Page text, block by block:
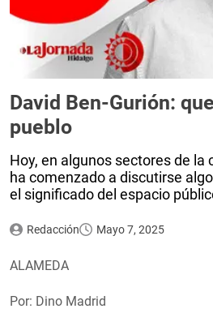
David Ben-Gurión:
pueblo
Hoy, en algunos sectores de la
ha comenzado a discutirse
el significado del espacio
Redacción Mayo 7, 2025
ALAMEDA
Por: Dino Madrid